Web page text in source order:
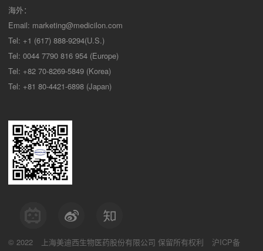
海外：
Email: marketing@medicilon.com
Tel: +1 (617) 888-9294(U.S.)
Tel: 0044 7790 816 954 (Europe)
Tel: +82 70-8269-5849 (Korea)
Tel: +81 80-4421-6898 (Japan)
© 2022 上海美迪西生物医药股份有限公司 保留所有权利 沪ICP备